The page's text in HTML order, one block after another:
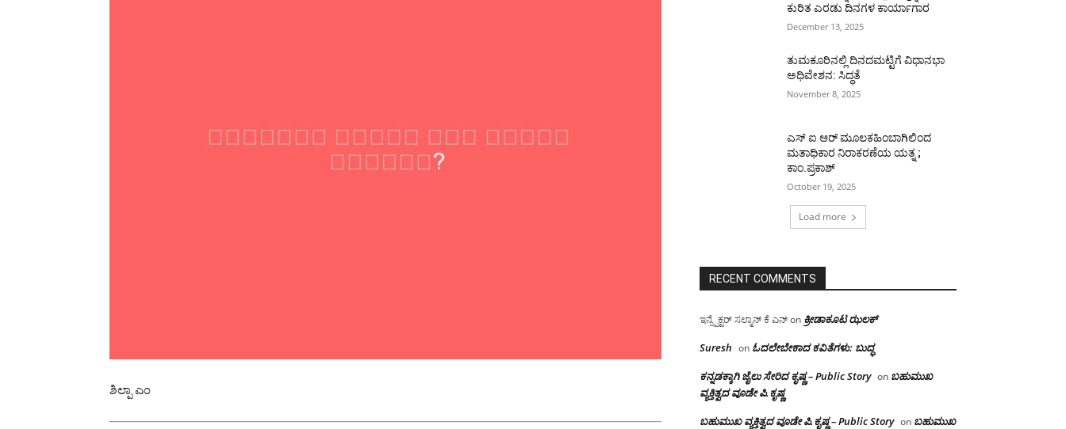
ಶಿಲ್ಪಾ ಎಂ
ಕುರಿತ ಎರಡು ದಿನಗಳ ಕಾರ್ಯಾಗಾರ
December 13, 2025
ತುಮಕೂರಿನಲ್ಲಿ ದಿನದಮಟ್ಟಿಗೆ ವಿಧಾನಭಾ
ಅಧಿವೇಶನ: ಸಿದ್ಧತೆ
November 8, 2025
ಎಸ್ ಐ ಆರ್ ಮೂಲಕಹಿಂಬಾಗಿಲಿಂದ
ಮತಾಧಿಕಾರ ನಿರಾಕರಣೆಯ ಯತ್ನ ;
ಕಾಂ.ಪ್ರಕಾಶ್
October 19, 2025
Load more
RECENT COMMENTS
ಇನ್ಸ್ಪೆಕ್ಟರ್ ಸಲ್ಮಾನ್ ಕೆ ಎನ್on ಕ್ರೀಡಾಕೂಟ ಝಲಕ್
Suresh on ಓದಲೇಬೇಕಾದ‌ ಕವಿತೆಗಳು: ಬುದ್ಧ
ಕನ್ನಡಕ್ಕಾಗಿ ಜೈಲು ಸೇರಿದ ಕೃಷ್ಣ – Public Story on ಬಹುಮುಖ
ವ್ಯಕ್ತಿತ್ವದ ವೂಡೇ ಪಿ.ಕೃಷ್ಣ
ಬಹುಮುಖ ವ್ಯಕ್ತಿತ್ವದ ವೂಡೇ ಪಿ.ಕೃಷ್ಣ – Public Story on ಬಹುಮುಖ